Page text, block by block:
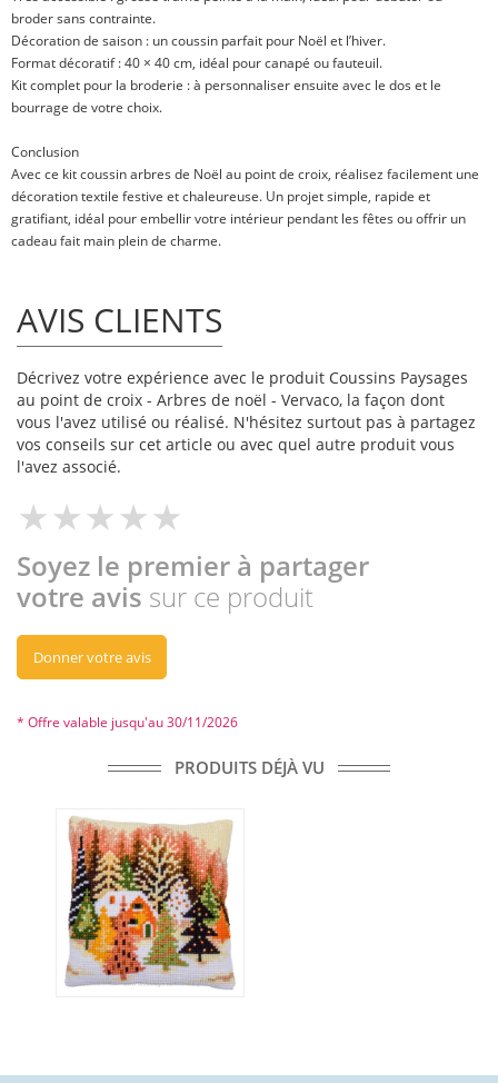
broder sans contrainte.
Décoration de saison : un coussin parfait pour Noël et l’hiver.
Format décoratif : 40 × 40 cm, idéal pour canapé ou fauteuil.
Kit complet pour la broderie : à personnaliser ensuite avec le dos et le
bourrage de votre choix.
Conclusion
Avec ce kit coussin arbres de Noël au point de croix, réalisez facilement une
décoration textile festive et chaleureuse. Un projet simple, rapide et
gratifiant, idéal pour embellir votre intérieur pendant les fêtes ou offrir un
cadeau fait main plein de charme.
AVIS CLIENTS
Décrivez votre expérience avec le produit Coussins Paysages
au point de croix - Arbres de noël - Vervaco, la façon dont
vous l'avez utilisé ou réalisé. N'hésitez surtout pas à partagez
vos conseils sur cet article ou avec quel autre produit vous
l'avez associé.
Soyez le premier à partager
votre avis sur ce produit
Donner votre avis
* Offre valable jusqu'au 30/11/2026
PRODUITS DÉJÀ VU